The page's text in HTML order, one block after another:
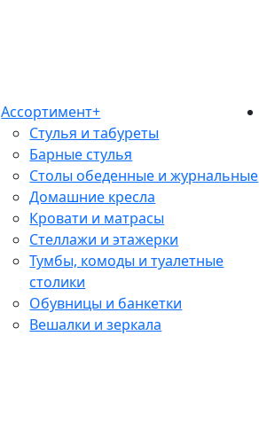
Ассортимент+
Стулья и табуреты
Барные стулья
Столы обеденные и журнальные
Домашние кресла
Кровати и матрасы
Стеллажи и этажерки
Тумбы, комоды и туалетные
столики
Обувницы и банкетки
Вешалки и зеркала